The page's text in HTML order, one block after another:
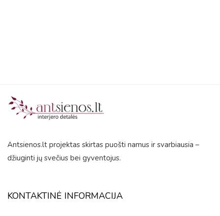
Antsienos.lt projektas skirtas puošti namus ir svarbiausia –
džiuginti jų svečius bei gyventojus.
KONTAKTINĖ INFORMACIJA